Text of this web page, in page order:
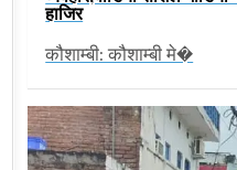
हाजिर
कौशाम्बी: कौशाम्बी मे�